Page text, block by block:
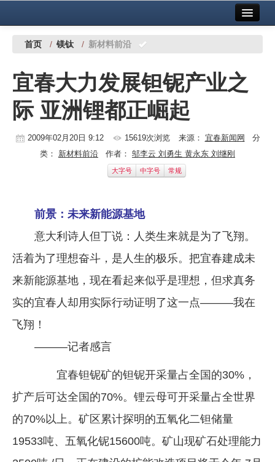
中国有色金属报社主办 广告服务
铜镍铅锌
铝
稀有稀土
镁钛
地矿 建设
党建工作
《资源再生》杂志
首页 / 镁钛 / 新材料前沿
宜春大力发展钽铌产业之
际 亚洲锂都正崛起
2009年02月20日 9:12 15619次浏览 来源： 宜春新闻网 分
类： 新材料前沿 作者： 邬李云 刘勇生 黄永东 刘继刚
大字号 中字号 常规
前景：未来新能源基地
意大利诗人但丁说：人类生来就是为了飞翔。
活着为了理想奋斗，是人生的极乐。把宜春建成未
来新能源基地，现在看起来似乎是理想，但求真务
实的宜春人却用实际行动证明了这一点———我在
飞翔！
———记者感言
宜春钽铌矿的钽铌开采量占全国的30%，
扩产后可达全国的70%。锂云母可开采量占全世界
的70%以上。矿区累计探明的五氧化二钽储量
19533吨、五氧化铌15600吨。矿山现矿石处理能力